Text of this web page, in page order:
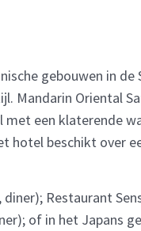
gebouwen in de
Mandarin Oriental
met een klaterende
hotel beschikt over
Restaurant
of in het Japans